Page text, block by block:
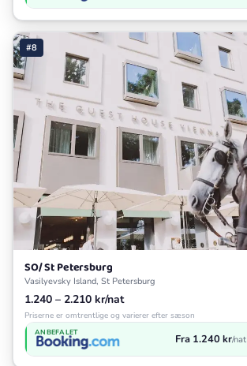
#8
SO/ St Petersburg
Vasilyevsky Island, St Petersburg
1.240 – 2.210 kr/nat
Priserne er omtrentlige og varierer efter sæson
ANBEFALET Fra 1.240 kr/nat